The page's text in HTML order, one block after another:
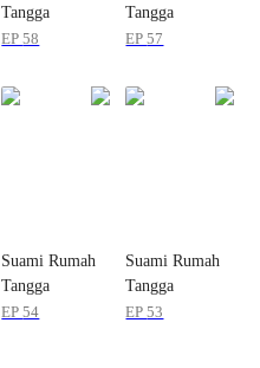
Tangga
EP58
Tangga
EP57
Suami Rumah
Tangga
EP54
Suami Rumah
Tangga
EP53